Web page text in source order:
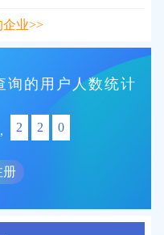
业>>
询的用户人数统计
, 2 2 0
册